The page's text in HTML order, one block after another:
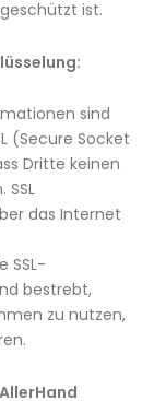
ist.
sind
(Secure Socket
Dritte keinen
das Internet
SSL-
bestrebt,
zu nutzen,